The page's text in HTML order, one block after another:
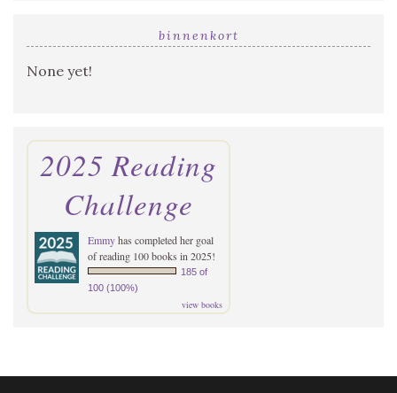
binnenkort
None yet!
2025 Reading
Challenge
Emmyhas completed her goal
of reading 100 books in 2025!
185 of
100 (100%)
view books